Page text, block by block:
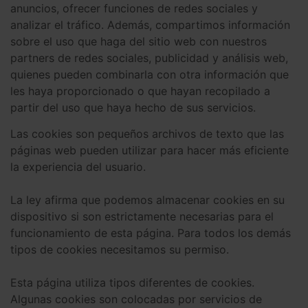
anuncios, ofrecer funciones de redes sociales y
analizar el tráfico. Además, compartimos información
sobre el uso que haga del sitio web con nuestros
partners de redes sociales, publicidad y análisis web,
quienes pueden combinarla con otra información que
les haya proporcionado o que hayan recopilado a
partir del uso que haya hecho de sus servicios.
Las cookies son pequeños archivos de texto que las
páginas web pueden utilizar para hacer más eficiente
la experiencia del usuario.
La ley afirma que podemos almacenar cookies en su
dispositivo si son estrictamente necesarias para el
funcionamiento de esta página. Para todos los demás
tipos de cookies necesitamos su permiso.
Esta página utiliza tipos diferentes de cookies.
Algunas cookies son colocadas por servicios de